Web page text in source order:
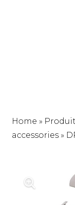
Home »
accessories »